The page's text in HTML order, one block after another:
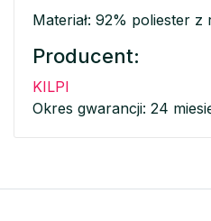
Materiał: 92% poliester
Producent:
KILPI
Okres gwarancji: 24